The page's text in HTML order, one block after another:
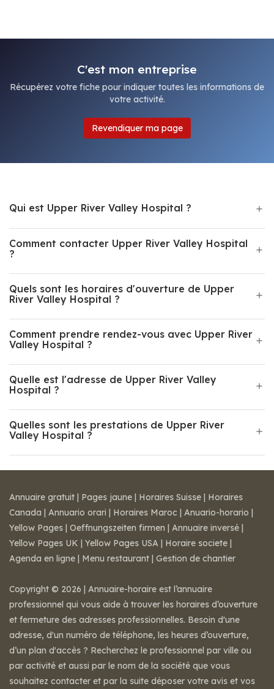
C'est mon entreprise
Récupérez votre fiche pour indiquer toutes les informations de
votre activité.
Revendiquer ma page
Qui est Upper River Valley Hospital ?
Comment contacter Upper River Valley Hospital
?
Quels sont les horaires d'ouverture de Upper
River Valley Hospital ?
Comment prendre rendez-vous avec Upper River
Valley Hospital ?
Quelle est l'adresse de Upper River Valley
Hospital ?
Quelles sont les prestations de Upper River
Valley Hospital ?
Annuaire gratuit | Pages jaune | Horaires Suisse | Horaires
Canada | Annuario orari | Horaires Maroc | Anuario-horario |
Yellow Pages | Oeffnungszeiten firmen | Annuaire inversé |
Yellow Pages UK | Yellow Pages USA | Horaire societe |
Agenda en ligne | Menu restaurant | Gestion de chantier
Copyright © 2026 | Annuaire-horaire est l’annuaire
professionnel qui vous aide à trouver les horaires d’ouverture
et fermeture des adresses professionnelles. Besoin d'une
adresse, d'un numéro de téléphone, les heures d’ouverture,
d’un plan d'accès ? Recherchez le professionnel par ville ou
par activité et aussi par le nom de la société que vous
souhaitez contacter et par la suite déposer votre avis et vos